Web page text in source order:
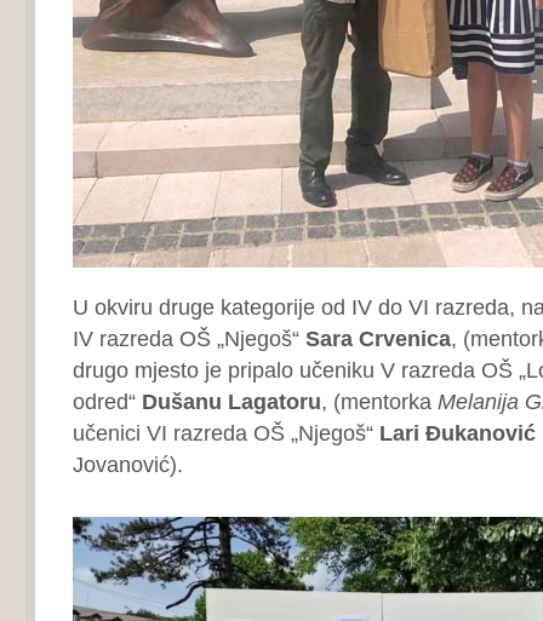
U okviru druge kategorije od IV do VI razreda,
IV razreda OŠ „Njegoš“ Sara Crvenica,
drugo mjesto je pripalo učeniku V razreda OŠ
odred“ Dušanu Lagatoru, (mentorka Melanija
učenici VI razreda OŠ „Njegoš“ Lari Đukanović
Jovanović).